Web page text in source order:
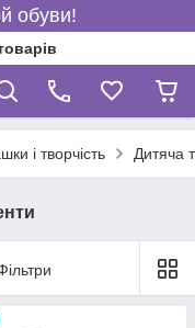
обуви!
і творчість Дитяча